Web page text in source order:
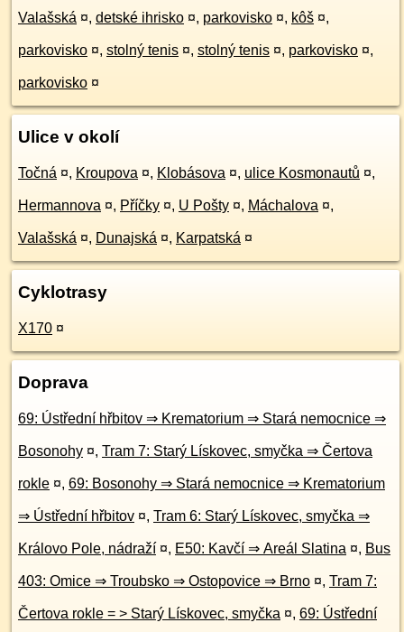
Valašská ¤, detské ihrisko ¤, parkovisko ¤, kôš ¤,
parkovisko ¤, stolný tenis ¤, stolný tenis ¤, parkovisko ¤,
parkovisko ¤
Ulice v okolí
Točná ¤, Kroupova ¤, Klobásova ¤, ulice Kosmonautů ¤,
Hermannova ¤, Příčky ¤, U Pošty ¤, Máchalova ¤,
Valašská ¤, Dunajská ¤, Karpatská ¤
Cyklotrasy
X170 ¤
Doprava
69: Ústřední hřbitov ⇒ Krematorium ⇒ Stará nemocnice ⇒
Bosonohy ¤, Tram 7: Starý Lískovec, smyčka ⇒ Čertova
rokle ¤, 69: Bosonohy ⇒ Stará nemocnice ⇒ Krematorium
⇒ Ústřední hřbitov ¤, Tram 6: Starý Lískovec, smyčka ⇒
Královo Pole, nádraží ¤, E50: Kavčí ⇒ Areál Slatina ¤, Bus
403: Omice ⇒ Troubsko ⇒ Ostopovice ⇒ Brno ¤, Tram 7:
Čertova rokle = > Starý Lískovec, smyčka ¤, 69: Ústřední